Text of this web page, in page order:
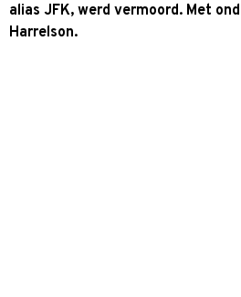
alias JFK, werd vermoord. Met
Harrelson.